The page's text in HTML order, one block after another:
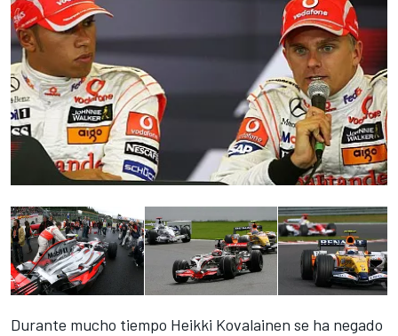
Durante mucho tiempo Heikki Kovalainen se ha negado